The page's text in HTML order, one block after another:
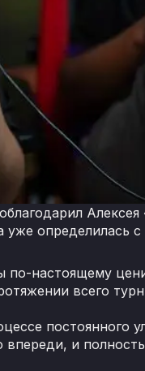
Алексея
определилась с
по-настоящему
всего
постоянного
впереди, и